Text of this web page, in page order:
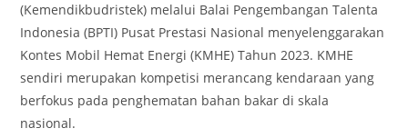
(Kemendikbudristek) melalui Balai Pengembangan Talenta
Indonesia (BPTI) Pusat Prestasi Nasional menyelenggarakan
Kontes Mobil Hemat Energi (KMHE) Tahun 2023. KMHE
sendiri merupakan kompetisi merancang kendaraan yang
berfokus pada penghematan bahan bakar di skala
nasional.